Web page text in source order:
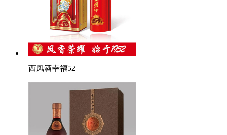
西凤酒幸福52